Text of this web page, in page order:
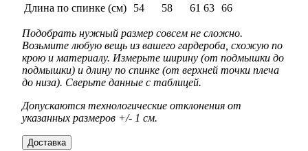
Длина по спинке (см)
54 58 61 63 66
Подобрать нужный размер совсем не сложно.
Возьмите любую вещь из вашего гардероба, схожую по
крою и материалу. Измерьте ширину (от подмышки до
подмышки) и длину по спинке (от верхней точки плеча
до низа). Сверьте данные с таблицей.
Допускаются технологические отклонения от
указанных размеров +/- 1 см.
Доставка